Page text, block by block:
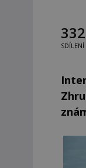
332
SDÍLENÍ